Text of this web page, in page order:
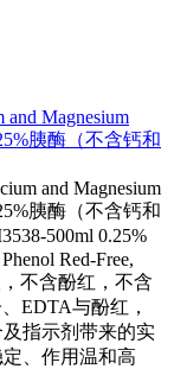
Magnesium
胰酶（不含钙和
and Magnesium
胰酶（不含钙和
500ml 0.25%
Red-Free,
不含酚红，不含
EDTA与酚红，
指示剂带来的实
、作用温和高